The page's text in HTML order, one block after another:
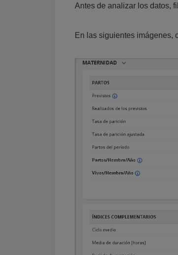
Antes de analizar los datos,
En las siguientes imágenes,